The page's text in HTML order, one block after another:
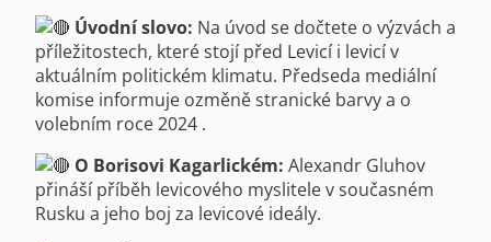
Úvodní slovo: Na úvod se dočtete o výzvách a
příležitostech, které stojí před Levicí i levicí v
aktuálním politickém klimatu. Předseda mediální
komise informuje ozměně stranické barvy a o
volebním roce 2024 .
O Borisovi Kagarlickém: Alexandr Gluhov
přináší příběh levicového myslitele v současném
Rusku a jeho boj za levicové ideály.